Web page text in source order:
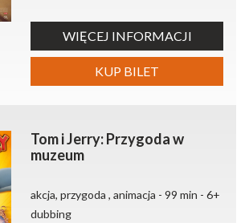
WIĘCEJ INFORMACJI
KUP BILET
Tom i Jerry: Przygoda w
muzeum
akcja, przygoda , animacja - 99 min - 6+
dubbing